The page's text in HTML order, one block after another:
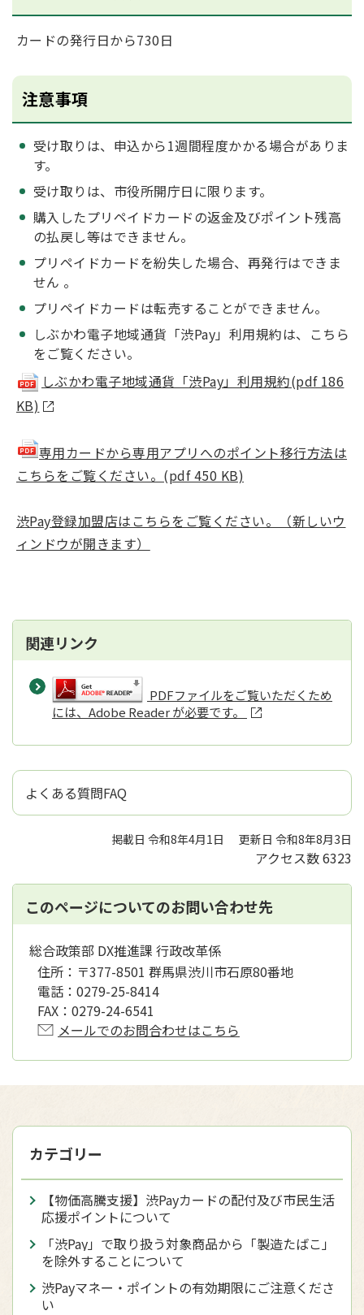
カードの発行日から730日
注意事項
受け取りは、申込から1週間程度かかる場合がありま
す。
受け取りは、市役所開庁日に限ります。
購入したプリペイドカードの返金及びポイント残高
の払戻し等はできません。
プリペイドカードを紛失した場合、再発行はできま
せん 。
プリペイドカードは転売することができません。
しぶかわ電子地域通貨「渋Pay」利用規約は、こちら
をご覧ください。
しぶかわ電子地域通貨「渋Pay」利用規約(pdf 186
KB)
専用カードから専用アプリへのポイント移行方法は
こちらをご覧ください。(pdf 450 KB)
渋Pay登録加盟店はこちらをご覧ください。（新しいウ
ィンドウが開きます）
関連リンク
PDFファイルをご覧いただくため
には、Adobe Reader が必要です。
よくある質問FAQ
掲載日 令和8年4月1日 更新日 令和8年8月3日
アクセス数6323
このページについてのお問い合わせ先
総合政策部 DX推進課 行政改革係
住所： 〒377-8501 群馬県渋川市石原80番地
電話： 0279-25-8414
FAX： 0279-24-6541
メールでのお問合わせはこちら
カテゴリー
【物価高騰支援】渋Payカードの配付及び市民生活
応援ポイントについて
「渋Pay」で取り扱う対象商品から「製造たばこ」
を除外することについて
渋Payマネー・ポイントの有効期限にご注意くださ
い